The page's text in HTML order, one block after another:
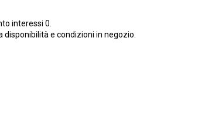
interessi 0.
disponibilità e condizioni in negozio.